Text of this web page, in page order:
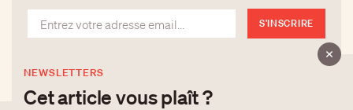
S'INSCRIRE
NEWSLETTERS
Cet article vous plaît ?